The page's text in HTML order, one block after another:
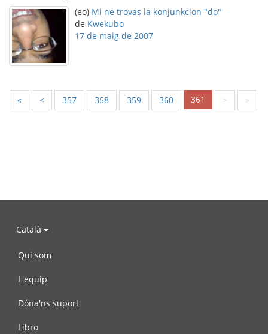
(eo) Mi ne trovas la konjunkcion "do"
de Kwekubo
17 de maig de 2007
« < 357 358 359 360 361 > »
Català
Qui som
L'equip
Dóna'ns suport
Libro